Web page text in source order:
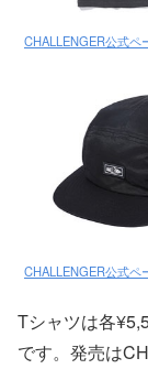
CHALLENGER公式ペ
CHALLENGER公式ペ
Tシャツは各
です。発売は